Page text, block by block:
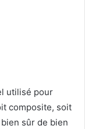
utilisé pour
composite, soit
sûr de bien